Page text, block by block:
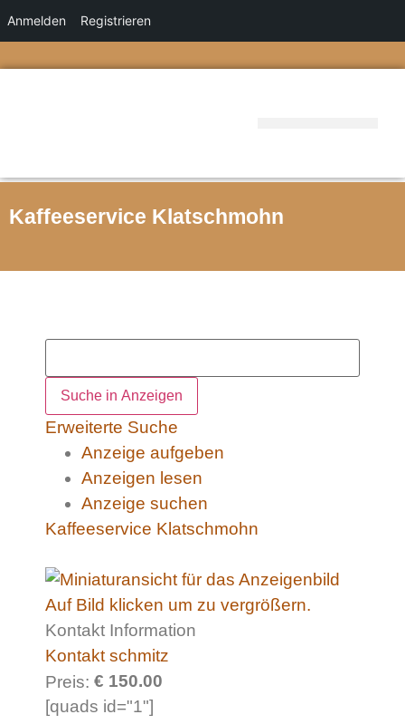
Anmelden Registrieren
Kaffeeservice Klatschmohn
Erweiterte Suche
Anzeige aufgeben
Anzeigen lesen
Anzeige suchen
Kaffeeservice Klatschmohn
Auf Bild klicken um zu vergrößern.
Kontakt Information
Kontakt schmitz
Preis: € 150.00
[quads id="1"]